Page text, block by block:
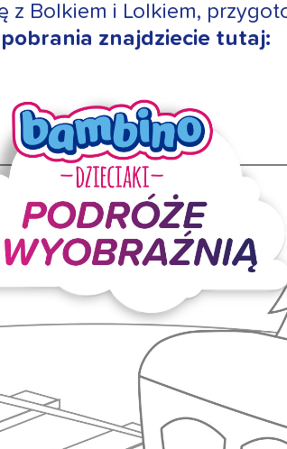
z Bolkiem i Lolkiem,
znajdziecie tutaj: